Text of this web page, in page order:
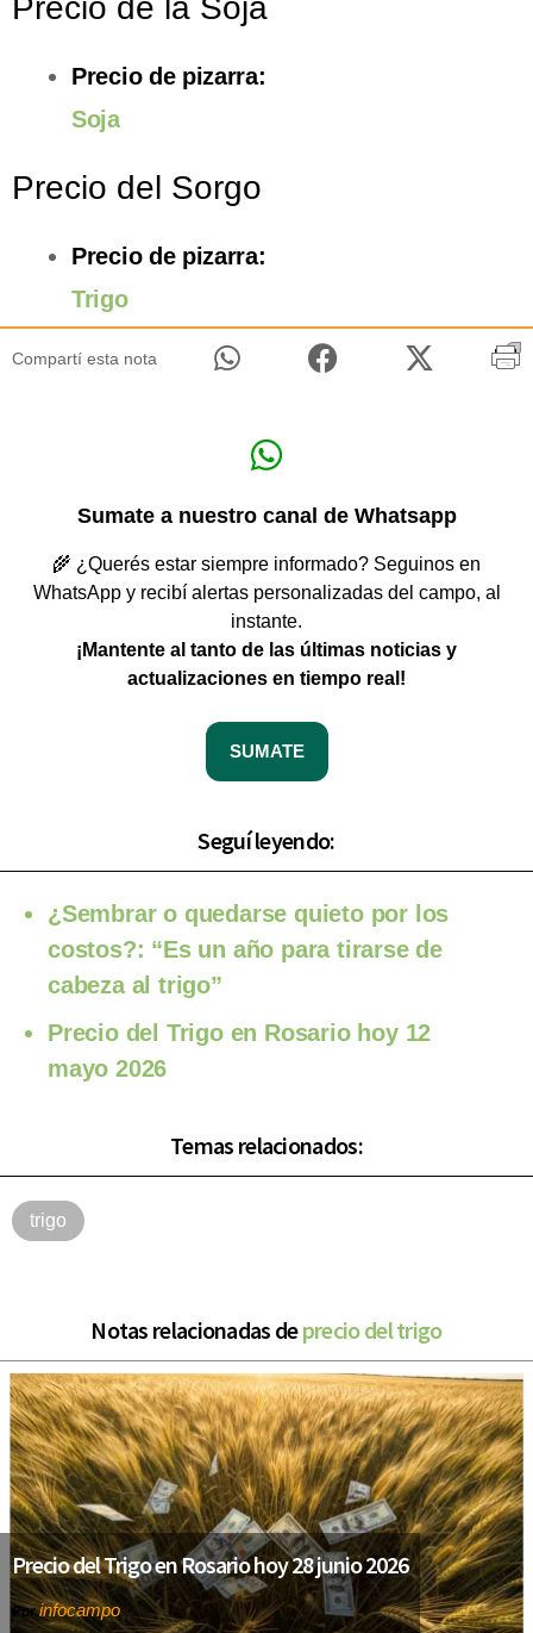
Precio de la Soja
Precio de pizarra:
Soja
Precio del Sorgo
Precio de pizarra:
Trigo
Compartí esta nota
Sumate a nuestro canal de Whatsapp
🌾 ¿Querés estar siempre informado? Seguinos en
WhatsApp y recibí alertas personalizadas del campo, al
instante.
¡Mantente al tanto de las últimas noticias y
actualizaciones en tiempo real!
SUMATE
Seguí leyendo:
¿Sembrar o quedarse quieto por los
costos?: “Es un año para tirarse de
cabeza al trigo”
Precio del Trigo en Rosario hoy 12
mayo 2026
Temas relacionados:
trigo
Notas relacionadas deprecio del trigo
Precio del Trigo en Rosario hoy 28 junio 2026
Porinfocampo